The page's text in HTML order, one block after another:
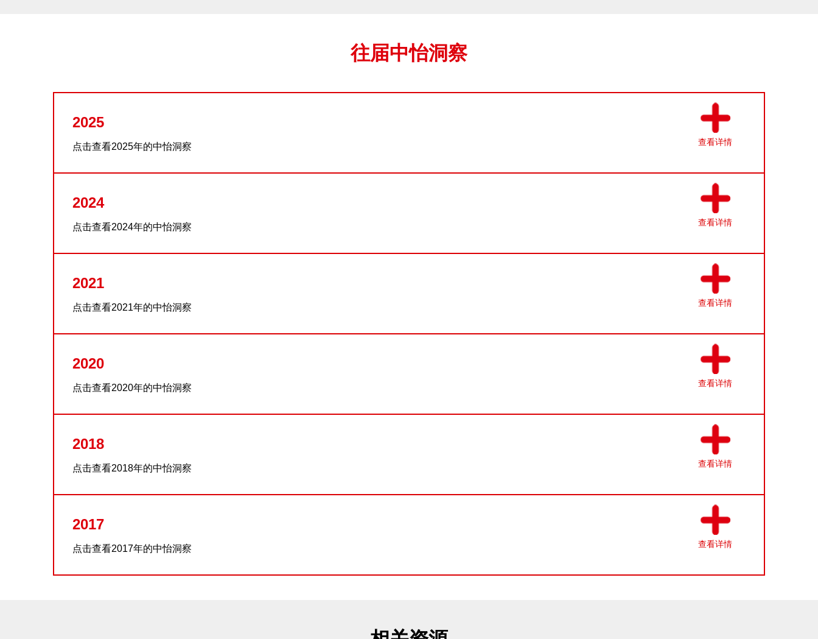
往届中怡洞察
2025
点击查看2025年的中怡洞察 查看详情
2024
点击查看2024年的中怡洞察 查看详情
2021
点击查看2021年的中怡洞察 查看详情
2020
点击查看2020年的中怡洞察 查看详情
2018
点击查看2018年的中怡洞察 查看详情
2017
点击查看2017年的中怡洞察 查看详情